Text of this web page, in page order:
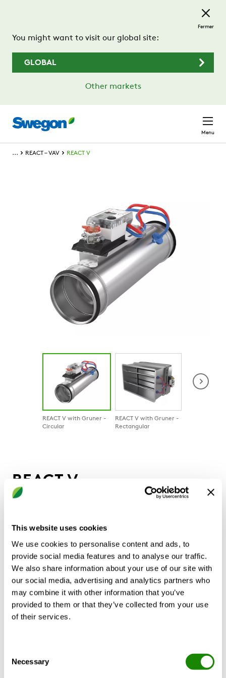
This website uses cookies
We use cookies to personalise content and ads, to
provide social media features and to analyse our traffic.
We also share information about your use of our site with
our social media, advertising and analytics partners who
may combine it with other information that you’ve
provided to them or that they’ve collected from your use
of their services.
Selection
Necessary
You might want to visit our global site:
GLOBAL
Other markets
Fermer
Menu
... REACT – VAV REACT V
REACT V with Gruner -
Circular
REACT V with Gruner -
Rectangular
REACT V
Registre à débit variable
Régulation variable ou constante du débit d’air
Peut s’installer directement sur des coudes et des
transitions/réductions de gaines (circulaires)
Possibilité de choisir un servomoteur Gruner,
Belimo ou Siemens
Possibilité de choisir différents protocoles de
communication
Isolation anticondensation aisée dans le circuit de
(Gruner)